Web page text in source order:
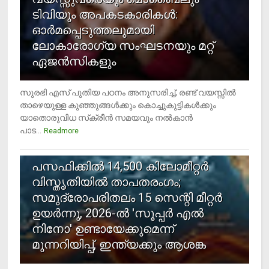
ടിവിയും അപകടകാരികള്‍:
ഓര്‍മപ്പെടുത്തലുമായി
ലോകാരോഗ്യ സംഘടനയും മറ്റ്
ഏജന്‍സികളും
സുരഭി എസ് പുതിയ പഠനം അനുസരിച്ച്, രണ്ട് വയസ്സില്‍
താഴെയുള്ള കുഞ്ഞുങ്ങള്‍ക്കും കൊച്ചുകുട്ടികള്‍ക്കും
യാതൊരുവിധ സ്‌ക്രീന്‍ സമയവും നല്‍കാന്‍
പാട...
Readmore
പസഫിക്കില്‍ 14,500 കിലോമീറ്റര്‍
വിസ്തൃതിയില്‍ താപതരംഗം;
സമുദ്രോപരിതലം 15 സെന്റി മീറ്റര്‍
ഉയര്‍ന്നു, 2026-ല്‍ 'സൂപ്പര്‍ എല്‍
നിനോ' ഉണ്ടായേക്കുമെന്ന്
മുന്നറിയിപ്പ്, ഇന്ത്യക്കും ആശങ്ക